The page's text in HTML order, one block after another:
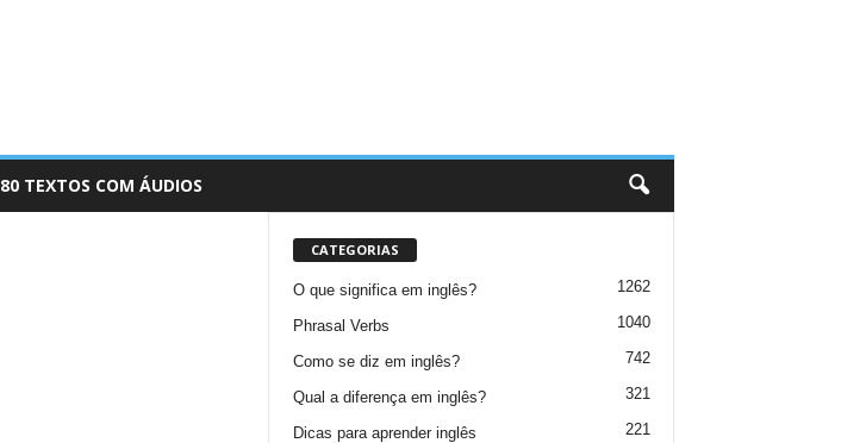
80 TEXTOS COM ÁUDIOS
CATEGORIAS
O que significa em inglês? 1262
Phrasal Verbs 1040
Como se diz em inglês? 742
Qual a diferença em inglês? 321
Dicas para aprender inglês 221